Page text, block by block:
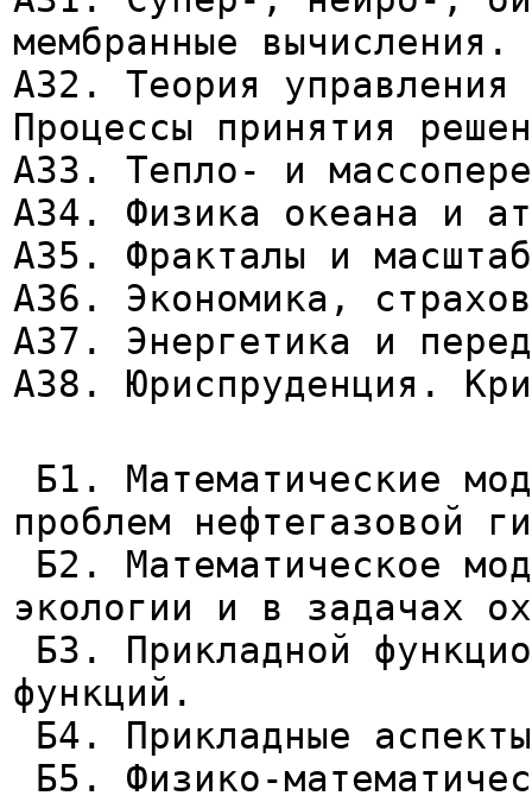
мембранные вычисления.
А32. Теория управления
Процессы принятия
А33. Тепло- и
А34. Физика океана и
А35. Фракталы и
А36. Экономика,
А37. Энергетика и
А38. Юриспруденция.
Б1. Математические
проблем нефтегазовой
Б2. Математическое
экологии и в задачах
Б3. Прикладной
функций.
Б4. Прикладные
Б5. Физико-